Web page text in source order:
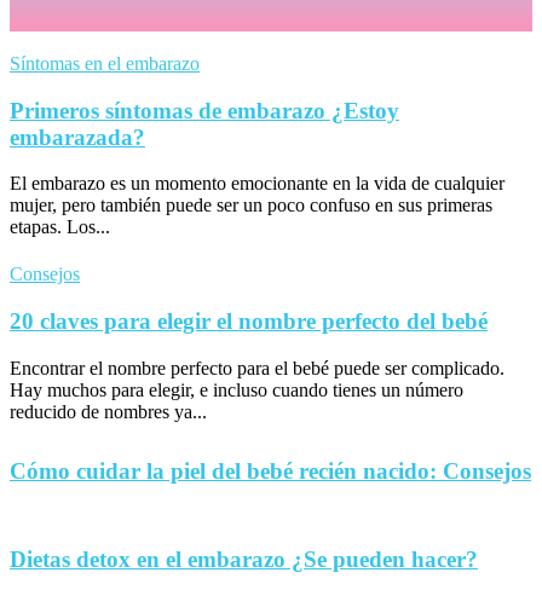
Síntomas en el embarazo
Primeros síntomas de embarazo ¿Estoy
embarazada?
El embarazo es un momento emocionante en la vida de cualquier
mujer, pero también puede ser un poco confuso en sus primeras
etapas. Los...
Consejos
20 claves para elegir el nombre perfecto del bebé
Encontrar el nombre perfecto para el bebé puede ser complicado.
Hay muchos para elegir, e incluso cuando tienes un número
reducido de nombres ya...
Cómo cuidar la piel del bebé recién nacido: Consejos
Dietas detox en el embarazo ¿Se pueden hacer?